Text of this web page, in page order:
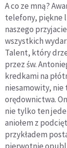
A co ze mną?
telefony, piękne
naszego
wszystkich
Talent, który
przez św.
kredkami na
niesamowity, nie
orędownictwa.
nie tylko ten
aniołem z
przykładem